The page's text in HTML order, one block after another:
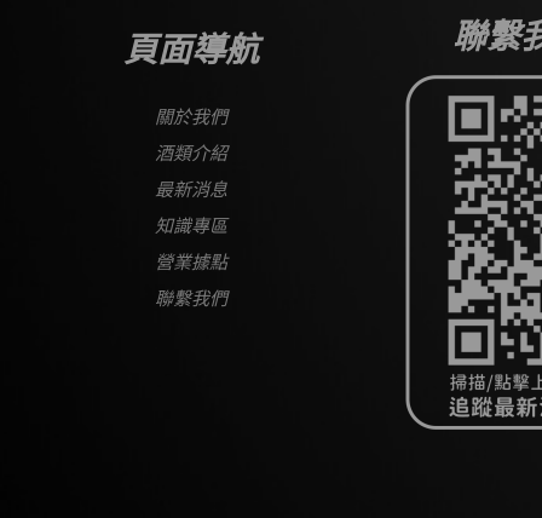
頁面導航
關於我們
酒類介紹
最新消息
知識專區
營業據點
聯繫我們
聯繫